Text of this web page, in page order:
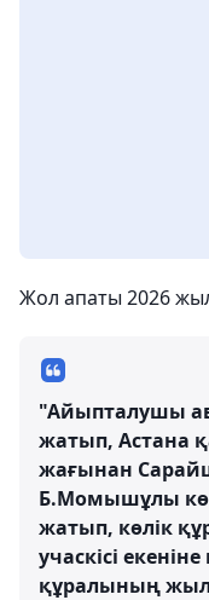
Жол апаты 2026
"Айыпталушы
жатып, Астана
жағынан
Б.Момышұлы
жатып, көлік
учаскісі
құралының